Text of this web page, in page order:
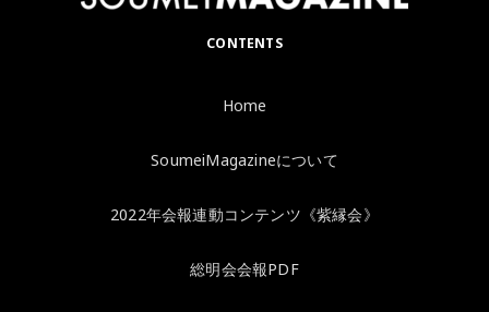
CONTENTS
Home
SoumeiMagazineについて
2022年会報連動コンテンツ《紫縁会》
総明会会報PDF